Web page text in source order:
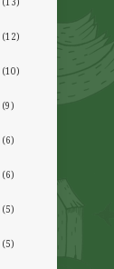
(12)
(10)
(9)
(6)
(6)
(5)
(5)